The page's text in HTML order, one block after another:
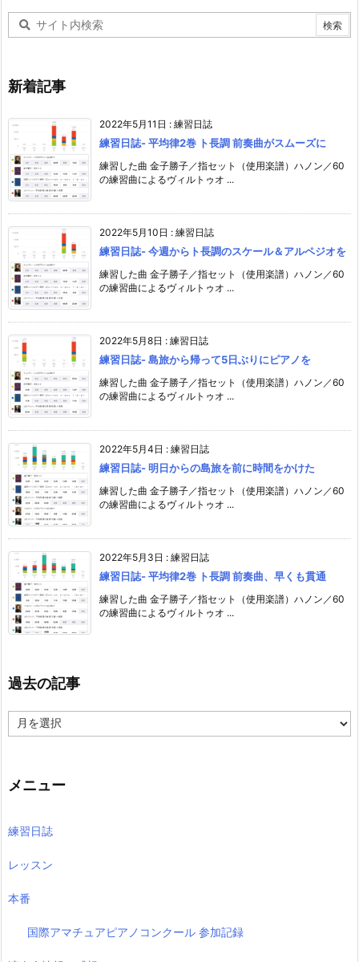
新着記事
2022年5月11日 : 練習日誌
練習日誌- 平均律2巻 ト長調 前奏曲がスムーズに
練習した曲 金子勝子／指セット（使用楽譜）ハノン／60
の練習曲によるヴィルトゥオ ...
2022年5月10日 : 練習日誌
練習日誌- 今週からト長調のスケール＆アルペジオを
練習した曲 金子勝子／指セット（使用楽譜）ハノン／60
の練習曲によるヴィルトゥオ ...
2022年5月8日 : 練習日誌
練習日誌- 島旅から帰って5日ぶりにピアノを
練習した曲 金子勝子／指セット（使用楽譜）ハノン／60
の練習曲によるヴィルトゥオ ...
2022年5月4日 : 練習日誌
練習日誌- 明日からの島旅を前に時間をかけた
練習した曲 金子勝子／指セット（使用楽譜）ハノン／60
の練習曲によるヴィルトゥオ ...
2022年5月3日 : 練習日誌
練習日誌- 平均律2巻 ト長調 前奏曲、早くも貫通
練習した曲 金子勝子／指セット（使用楽譜）ハノン／60
の練習曲によるヴィルトゥオ ...
過去の記事
去
事
メニュー
練習日誌
レッスン
本番
国際アマチュアピアノコンクール 参加記録